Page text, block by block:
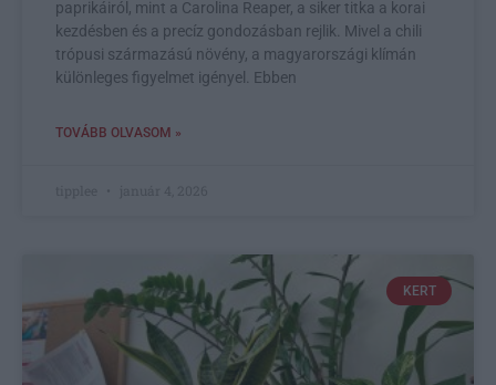
paprikáiról, mint a Carolina Reaper, a siker titka a korai
kezdésben és a precíz gondozásban rejlik. Mivel a chili
trópusi származású növény, a magyarországi klímán
különleges figyelmet igényel. Ebben
TOVÁBB OLVASOM »
KERT